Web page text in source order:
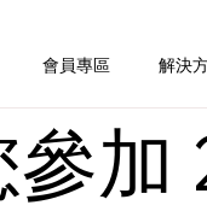
會員專區 解決
加